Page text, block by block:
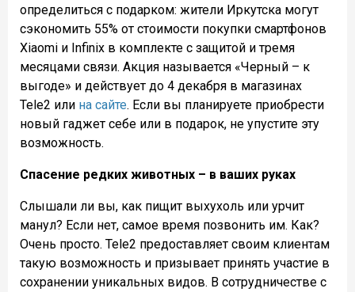
определиться с подарком: жители Иркутска могут
сэкономить 55% от стоимости покупки смартфонов
Xiaomi и Infinix в комплекте с защитой и тремя
месяцами связи. Акция называется «Черный – к
выгоде» и действует до 4 декабря в магазинах
Tele2 или на сайте. Если вы планируете приобрести
новый гаджет себе или в подарок, не упустите эту
возможность.
Спасение редких животных – в ваших руках
Слышали ли вы, как пищит выхухоль или урчит
манул? Если нет, самое время позвонить им. Как?
Очень просто. Tele2 предоставляет своим клиентам
такую возможность и призывает принять участие в
сохранении уникальных видов. В сотрудничестве с